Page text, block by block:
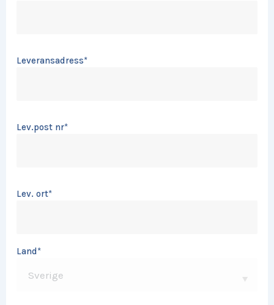
Leveransadress*
Lev.post nr*
Lev. ort*
Land *